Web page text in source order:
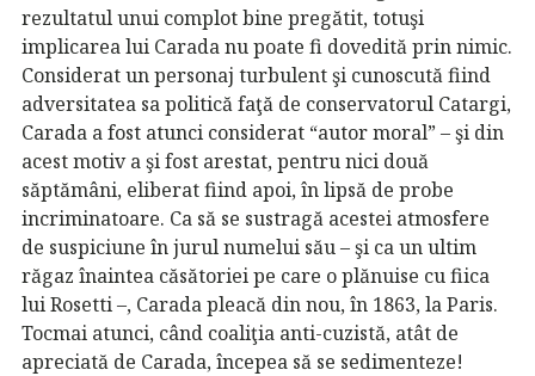
rezultatul unui complot bine pregătit, totuşi
implicarea lui Carada nu poate fi dovedită prin nimic.
Considerat un personaj turbulent şi cunoscută fiind
adversitatea sa politică faţă de conservatorul Catargi,
Carada a fost atunci considerat “autor moral” – şi din
acest motiv a şi fost arestat, pentru nici două
săptămâni, eliberat fiind apoi, în lipsă de probe
incriminatoare. Ca să se sustragă acestei atmosfere
de suspiciune în jurul numelui său – şi ca un ultim
răgaz înaintea căsătoriei pe care o plănuise cu fiica
lui Rosetti –, Carada pleacă din nou, în 1863, la Paris.
Tocmai atunci, când coaliţia anti-cuzistă, atât de
apreciată de Carada, începea să se sedimenteze!